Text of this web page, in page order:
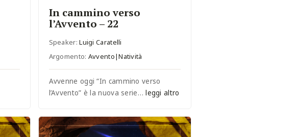
In cammino verso
l’Avvento – 22
Speaker:Luigi Caratelli
Argomento: Avvento|Natività
Avvenne oggi “In cammino verso
l’Avvento” è la nuova serie…leggi altro